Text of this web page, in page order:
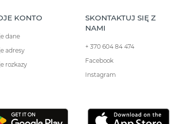
KONTO
dane
adresy
rozkazy
SKONTAKTUJ SIĘ Z
NAMI
+ 370 604 84 474
Facebook
Instagram